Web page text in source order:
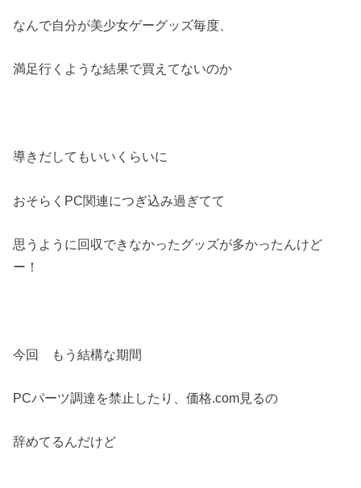
なんで自分が美少女ゲーグッズ毎度、
満足行くような結果で買えてないのか
導きだしてもいいくらいに
おそらくPC関連につぎ込み過ぎてて
思うように回収できなかったグッズが多かったんけど
ー！
今回 もう結構な期間
PCパーツ調達を禁止したり、価格.com見るの
辞めてるんだけど